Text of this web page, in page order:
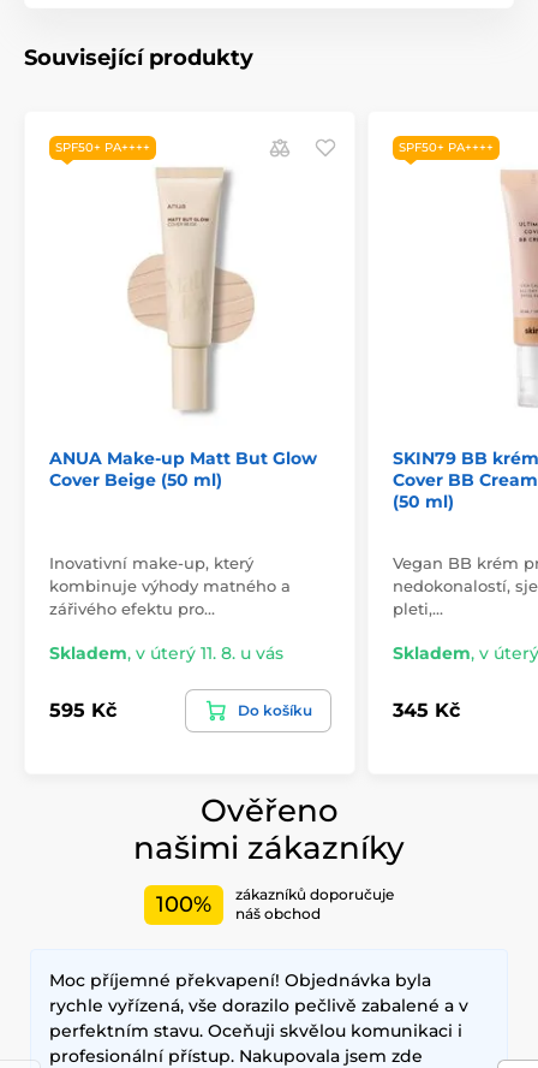
Související produkty
SPF50+ PA++++
ANUA Make-up Matt But Glow
Cover Beige (50 ml)
Inovativní make-up, který
kombinuje výhody matného a
zářivého efektu pro…
Skladem, v úterý 11. 8. u vás
595 Kč Do košíku
SPF50+ PA++++
SKIN79 BB
Cover BB Cream
(50 ml)
Vegan BB krém
nedokonalostí,
pleti,…
Skladem, v úterý
345 Kč
Ověřeno
našimi zákazníky
100%
zákazníků doporučuje
náš obchod
Moc příjemné překvapení! Objednávka byla
rychle vyřízená, vše dorazilo pečlivě zabalené a v
perfektním stavu. Oceňuji skvělou komunikaci i
profesionální přístup. Nakupovala jsem zde